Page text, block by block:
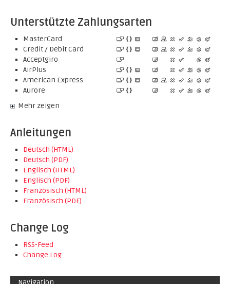
Unterstützte Zahlungsarten
MasterCard
Credit / Debit Card
Acceptgiro
AirPlus
American Express
Aurore
Mehr zeigen
Anleitungen
Deutsch (HTML)
Deutsch (PDF)
Englisch (HTML)
Englisch (PDF)
Französisch (HTML)
Französisch (PDF)
Change Log
RSS-Feed
Change Log
Navigation